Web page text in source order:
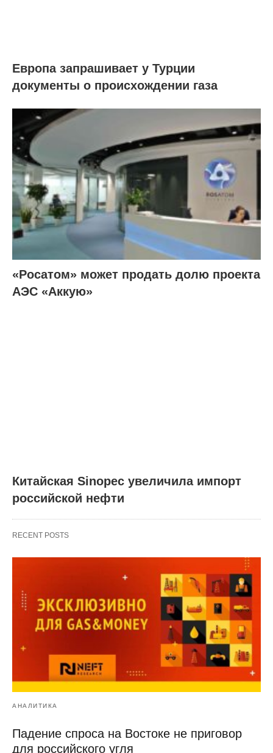
Европа запрашивает у Турции
документы о происхождении газа
«Росатом» может продать долю проекта
АЭС «Аккую»
Китайская Sinopec увеличила импорт
российской нефти
RECENT POSTS
АНАЛИТИКА
Падение спроса на Востоке не приговор
для российского угля